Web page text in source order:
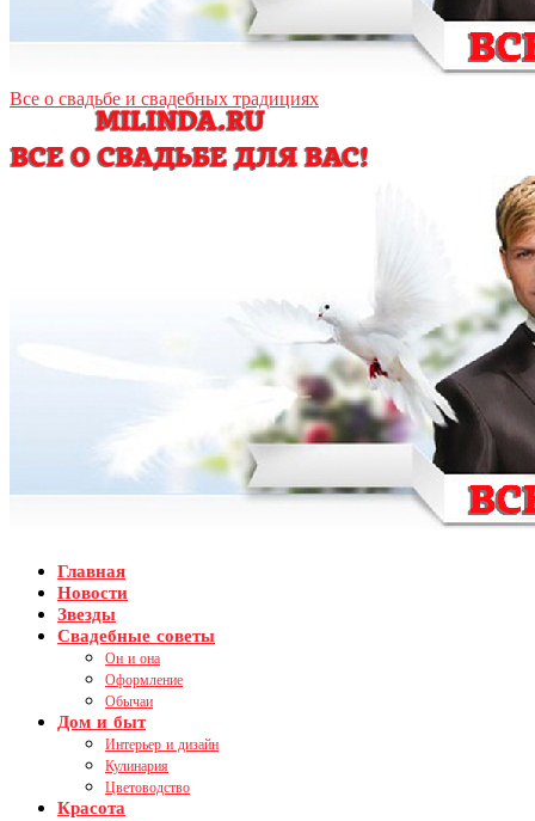
Все о свадьбе и свадебных традициях
Главная
Новости
Звезды
Свадебные советы
Он и она
Оформление
Обычаи
Дом и быт
Интерьер и дизайн
Кулинария
Цветоводство
Красота